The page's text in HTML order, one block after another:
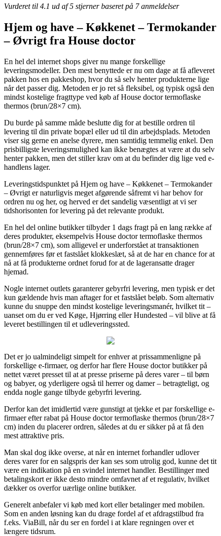
Vurderet til 4.1 ud af 5 stjerner baseret på 7anmeldelser
Hjem og have – Køkkenet – Termokander
– Øvrigt fra House doctor
En hel del internet shops giver nu mange forskellige
leveringsmodeller. Den mest benyttede er nu om dage at få afleveret
pakken hos en pakkeshop, hvor du så selv henter produkterne lige
når det passer dig. Metoden er jo ret så fleksibel, og typisk også den
mindst kostelige fragttype ved køb af House doctor termoflaske
thermos (brun/28×7 cm).
Du burde på samme måde beslutte dig for at bestille ordren til
levering til din private bopæl eller ud til din arbejdsplads. Metoden
viser sig gerne en anelse dyrere, men samtidig temmelig enkel. Den
prisbilligste leveringsmulighed kan ikke benægtes at være at du selv
henter pakken, men det stiller krav om at du befinder dig lige ved e-
handlens lager.
Leveringstidspunktet på Hjem og have – Køkkenet – Termokander
– Øvrigt er naturligvis meget afgørende såfremt vi har behov for
ordren nu og her, og herved er det sandelig væsentligt at vi ser
tidshorisonten for levering på det relevante produkt.
En hel del online butikker tilbyder 1 dags fragt på en lang række af
deres produkter, eksempelvis House doctor termoflaske thermos
(brun/28×7 cm), som alligevel er underforstået at transaktionen
gennemføres før et fastslået klokkeslæt, så at de har en chance for at
nå at få produkterne ordnet forud for at de lageransatte drager
hjemad.
Nogle internet outlets garanterer gebyrfri levering, men typisk er det
kun gældende hvis man aftager for et fastslået beløb. Som alternativ
kunne du snuppe den mindst kostelige leveringsmanér, hvilket tit –
uanset om du er ved Køge, Hjørring eller Hundested – vil blive at få
leveret bestillingen til et udleveringssted.
Det er jo ualmindeligt simpelt for enhver at prissammenligne på
forskellige e-firmaer, og derfor har flere House doctor butikker på
nettet været presset til at at presse priserne på deres varer – til børn
og babyer, og yderligere også til herrer og damer – betragteligt, og
endda nogle gange tilbyde gebyrfri levering.
Derfor kan det imidlertid være gunstigt at tjekke et par forskellige e-
firmaer efter rabat på House doctor termoflaske thermos (brun/28×7
cm) inden du placerer ordren, således at du er sikker på at få den
mest attraktive pris.
Man skal dog ikke overse, at når en internet forhandler udlover
deres varer for en salgspris der kan ses som utrolig god, kunne det tit
være en indikation på en svindel internet handler. Bestillinger med
betalingskort er ikke desto mindre omfavnet af et regulativ, hvilket
dækker os overfor uærlige online butikker.
Generelt anbefaler vi køb med kort eller betalinger med mobilen.
Som en anden løsning kan du drage fordel af et afdragstilbud fra
f.eks. ViaBill, når du ser en fordel i at klare regningen over et
længere tidsrum.